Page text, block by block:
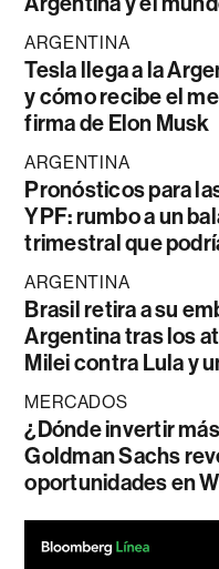
ARGENTINA
Tesla llega a la
y cómo recibe el
firma de Elon Musk
ARGENTINA
Pronósticos para
YPF: rumbo a un
trimestral que
ARGENTINA
Brasil retira a su
Argentina tras los
Milei contra Lula y
MERCADOS
¿Dónde invertir
Goldman Sachs
oportunidades en